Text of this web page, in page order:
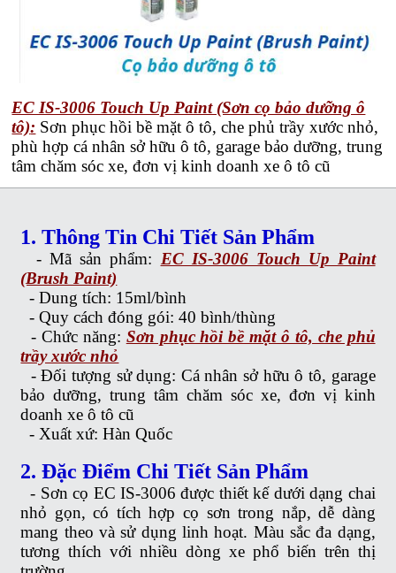
EC IS-3006 Touch Up Paint (Sơn cọ bảo dưỡng ô
tô): Sơn phục hồi bề mặt ô tô, che phủ trầy xước nhỏ,
phù hợp cá nhân sở hữu ô tô, garage bảo dưỡng, trung
tâm chăm sóc xe, đơn vị kinh doanh xe ô tô cũ
1. Thông Tin Chi Tiết Sản Phẩm
- Mã sản phẩm: EC IS-3006 Touch Up Paint
(Brush Paint)
-Dung tích: 15ml/bình
-Quy cách đóng gói: 40 bình/thùng
-Chức năng: Sơn phục hồi bề mặt ô tô, che phủ
trầy xước nhỏ
-Đối tượng sử dụng: Cá nhân sở hữu ô tô, garage
bảo dưỡng, trung tâm chăm sóc xe, đơn vị kinh
doanh xe ô tô cũ
- Xuất xứ: Hàn Quốc
2. Đặc Điểm Chi Tiết Sản Phẩm
- Sơn cọ EC IS-3006 được thiết kế dưới dạng chai
nhỏ gọn, có tích hợp cọ sơn trong nắp, dễ dàng
mang theo và sử dụng linh hoạt. Màu sắc đa dạng,
tương thích với nhiều dòng xe phổ biến trên thị